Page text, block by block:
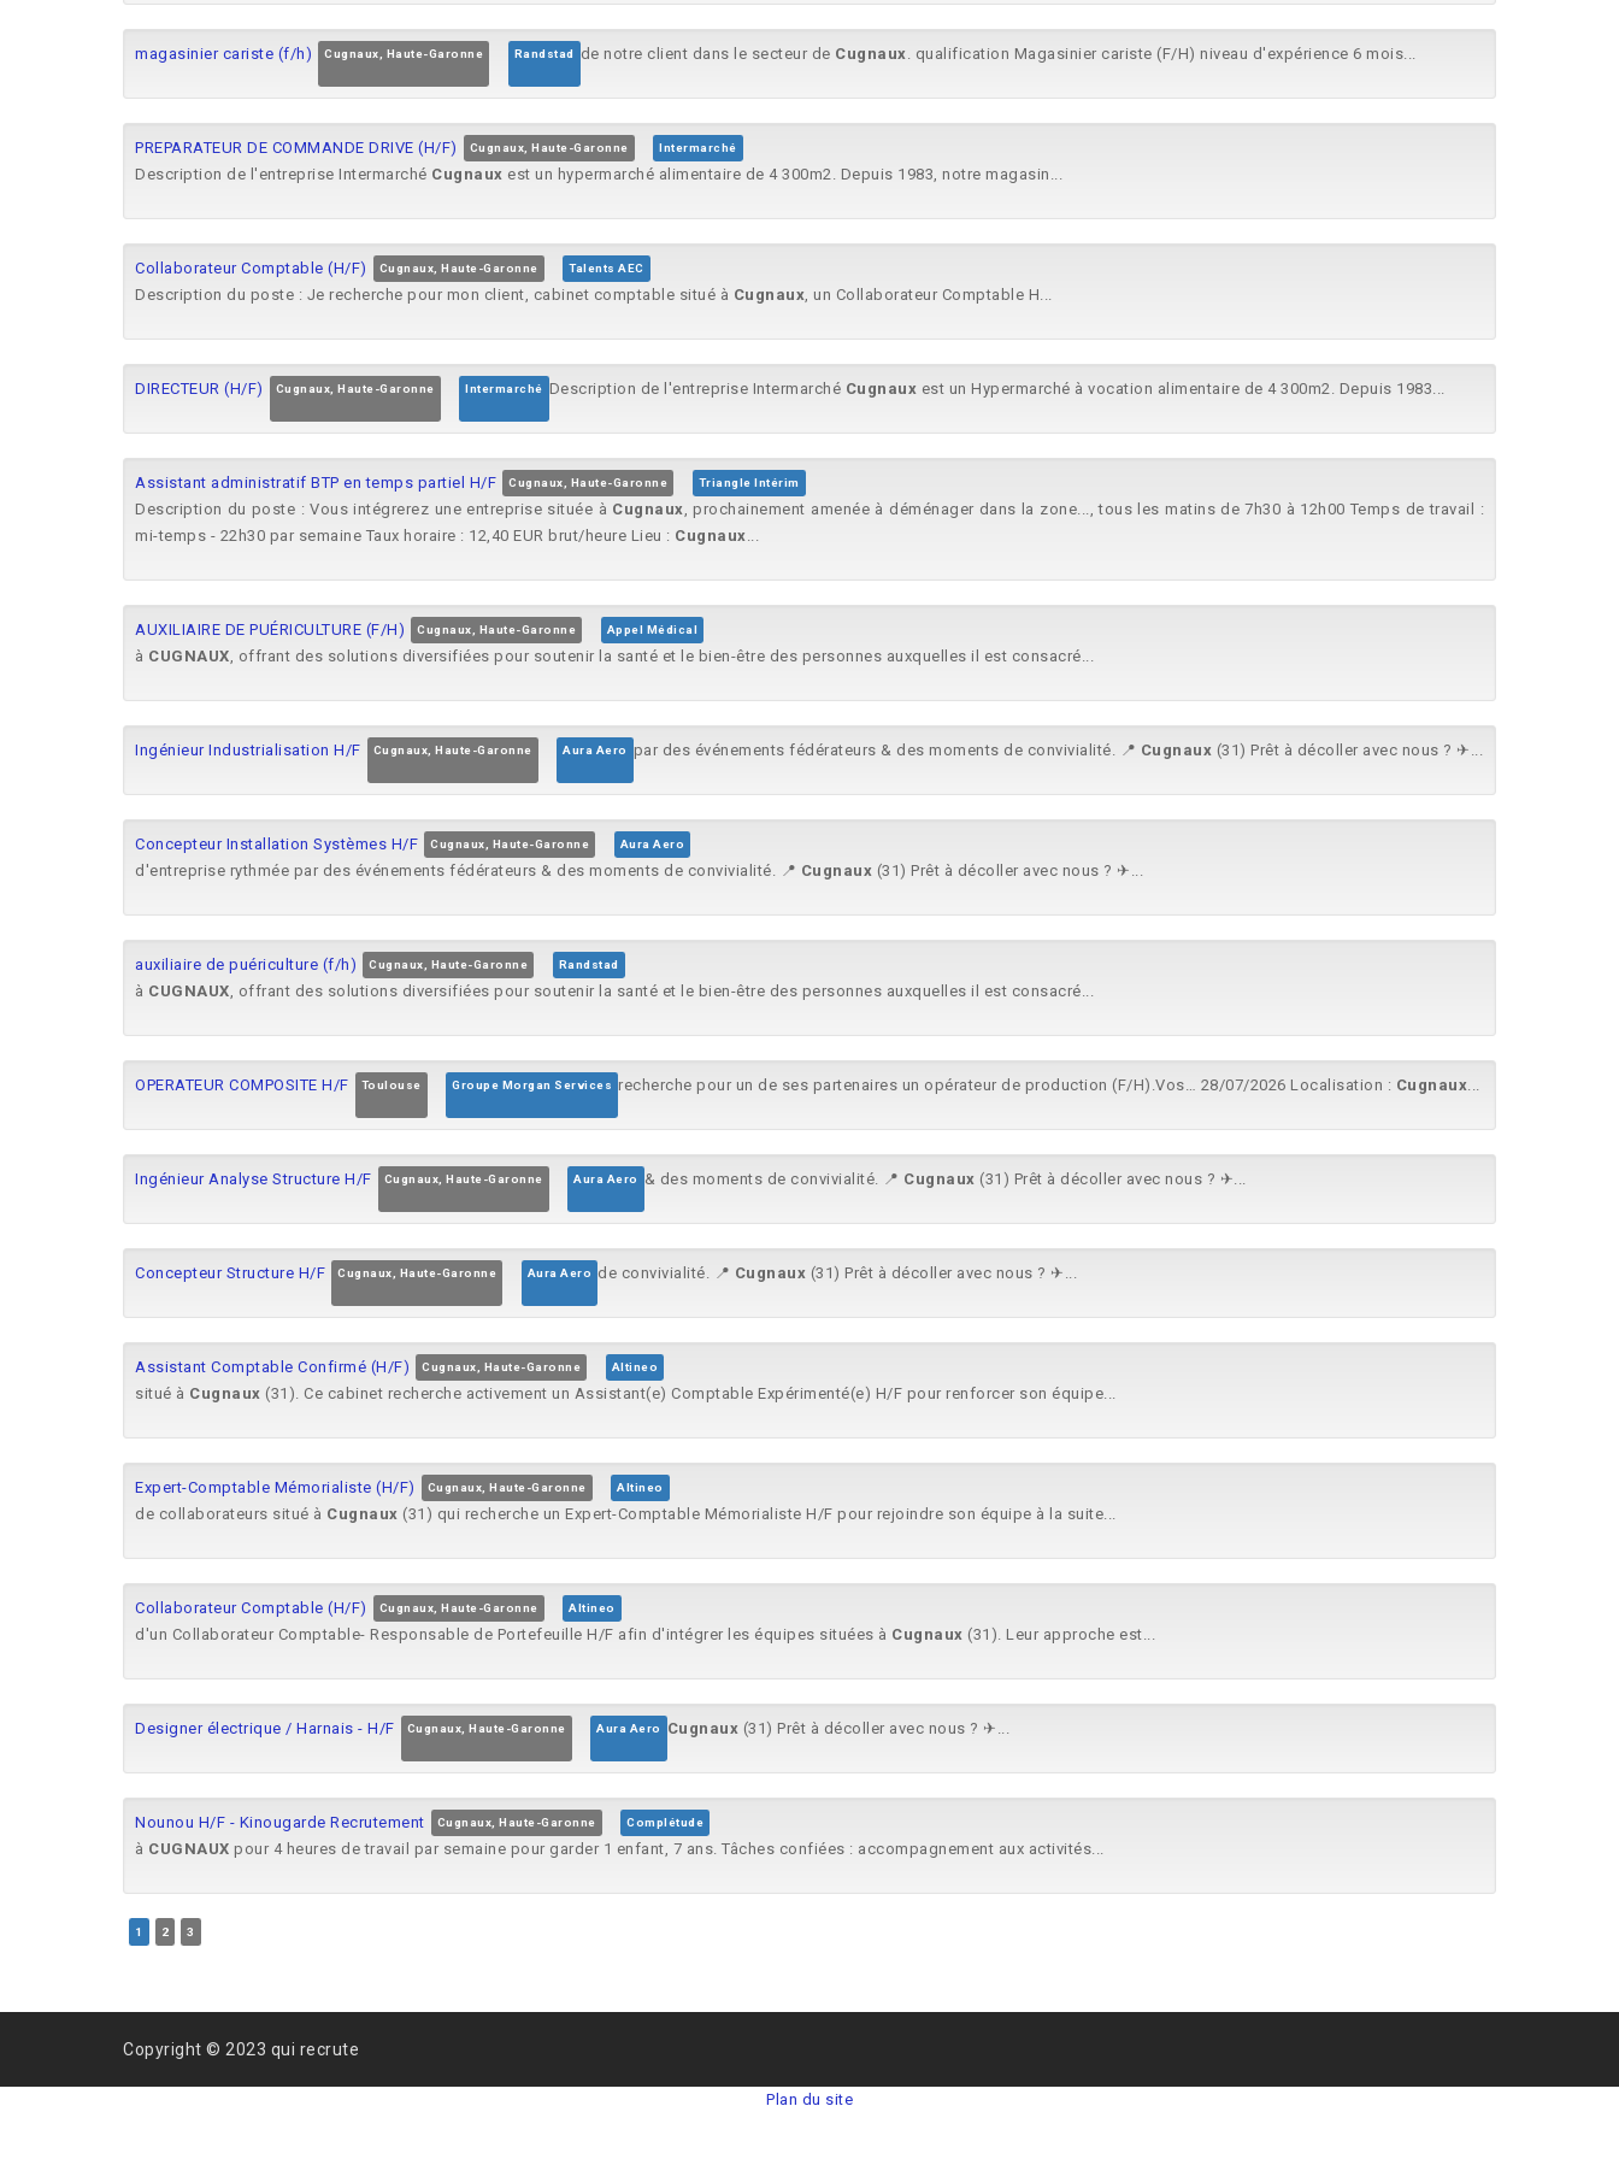
magasinier cariste (f/h) Cugnaux, Haute-Garonne Randstad de notre client dans le secteur de Cugnaux. qualification Magasinier cariste (F/H) niveau d'expérience 6 mois...
PREPARATEUR DE COMMANDE DRIVE (H/F) Cugnaux, Haute-Garonne Intermarché
Description de l'entreprise Intermarché Cugnaux est un hypermarché alimentaire de 4 300m2. Depuis 1983, notre magasin...
Collaborateur Comptable (H/F) Cugnaux, Haute-Garonne Talents AEC
Description du poste : Je recherche pour mon client, cabinet comptable situé à Cugnaux, un Collaborateur Comptable H...
DIRECTEUR (H/F) Cugnaux, Haute-Garonne Intermarché Description de l'entreprise Intermarché Cugnaux est un Hypermarché à vocation alimentaire de 4 300m2. Depuis 1983...
Assistant administratif BTP en temps partiel H/F Cugnaux, Haute-Garonne Triangle Intérim
Description du poste : Vous intégrerez une entreprise située à Cugnaux, prochainement amenée à déménager dans la zone..., tous les matins de 7h30 à 12h00 Temps de travail :
mi-temps - 22h30 par semaine Taux horaire : 12,40 EUR brut/heure Lieu : Cugnaux...
AUXILIAIRE DE PUÉRICULTURE (F/H) Cugnaux, Haute-Garonne Appel Médical
à CUGNAUX, offrant des solutions diversifiées pour soutenir la santé et le bien-être des personnes auxquelles il est consacré...
Ingénieur Industrialisation H/F Cugnaux, Haute-Garonne Aura Aero par des événements fédérateurs & des moments de convivialité. 📍 Cugnaux (31) Prêt à décoller avec nous ? ✈...
Concepteur Installation Systèmes H/F Cugnaux, Haute-Garonne Aura Aero
d'entreprise rythmée par des événements fédérateurs & des moments de convivialité. 📍 Cugnaux (31) Prêt à décoller avec nous ? ✈...
auxiliaire de puériculture (f/h) Cugnaux, Haute-Garonne Randstad
à CUGNAUX, offrant des solutions diversifiées pour soutenir la santé et le bien-être des personnes auxquelles il est consacré...
OPERATEUR COMPOSITE H/F Toulouse Groupe Morgan Services recherche pour un de ses partenaires un opérateur de production (F/H).Vos… 28/07/2026 Localisation : Cugnaux...
Ingénieur Analyse Structure H/F Cugnaux, Haute-Garonne Aura Aero & des moments de convivialité. 📍 Cugnaux (31) Prêt à décoller avec nous ? ✈...
Concepteur Structure H/F Cugnaux, Haute-Garonne Aura Aero de convivialité. 📍 Cugnaux (31) Prêt à décoller avec nous ? ✈...
Assistant Comptable Confirmé (H/F) Cugnaux, Haute-Garonne Altineo
situé à Cugnaux (31). Ce cabinet recherche activement un Assistant(e) Comptable Expérimenté(e) H/F pour renforcer son équipe...
Expert-Comptable Mémorialiste (H/F) Cugnaux, Haute-Garonne Altineo
de collaborateurs situé à Cugnaux (31) qui recherche un Expert-Comptable Mémorialiste H/F pour rejoindre son équipe à la suite...
Collaborateur Comptable (H/F) Cugnaux, Haute-Garonne Altineo
d'un Collaborateur Comptable- Responsable de Portefeuille H/F afin d'intégrer les équipes situées à Cugnaux (31). Leur approche est...
Designer électrique / Harnais - H/F Cugnaux, Haute-Garonne Aura Aero Cugnaux (31) Prêt à décoller avec nous ? ✈...
Nounou H/F - Kinougarde Recrutement Cugnaux, Haute-Garonne Complétude
à CUGNAUX pour 4 heures de travail par semaine pour garder 1 enfant, 7 ans. Tâches confiées : accompagnement aux activités...
1 2 3
Copyright © 2023 qui recrute
Plan du site